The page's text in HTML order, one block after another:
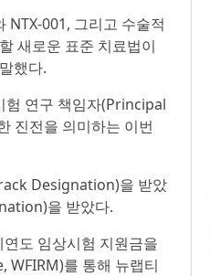
001, 그리고 수술적
새로운 표준 치료법이
했다.
연구 책임자(Principal
진전을 의미하는 이번
Designation)을 받았
을 받았다.
도 임상시험 지원금을
를 통해 뉴랩티